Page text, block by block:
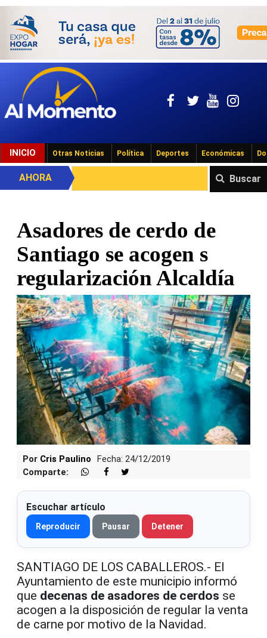
INICIO Otras Noticias Política Deportes Económicas
Buscar
AHORA
Asadores de cerdo de
Santiago se acogen s
regularización Alcaldía
Por Cris Paulino
Fecha: 24/12/2019
Comparte:
Escuchar artículo
Reproducir Pausar Detener
SANTIAGO DE LOS CABALLEROS.- El
Ayuntamiento de este municipio informó
que decenas de asadores de cerdos se
acogen a la disposición de regular la venta
de carne por motivo de la Navidad.